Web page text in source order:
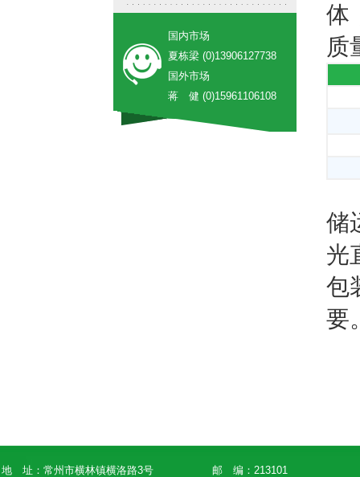
国内市场
夏栋梁 (0)13906127738
国外市场
蒋 健 (0)15961106108
体
质
储
光
包
要
地 址：常州市横林镇横洛路3号
邮 编：213101